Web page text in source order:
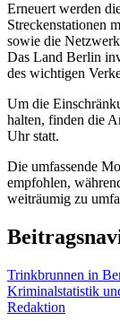
Erneuert werden
Streckenstationen
sowie die
Das Land Berlin
des wichtigen
Um die
halten, finden die
Uhr statt.
Die umfassende
empfohlen,
weiträumig zu
Trinkbrunnen in
Kriminalstatistik
Redaktion